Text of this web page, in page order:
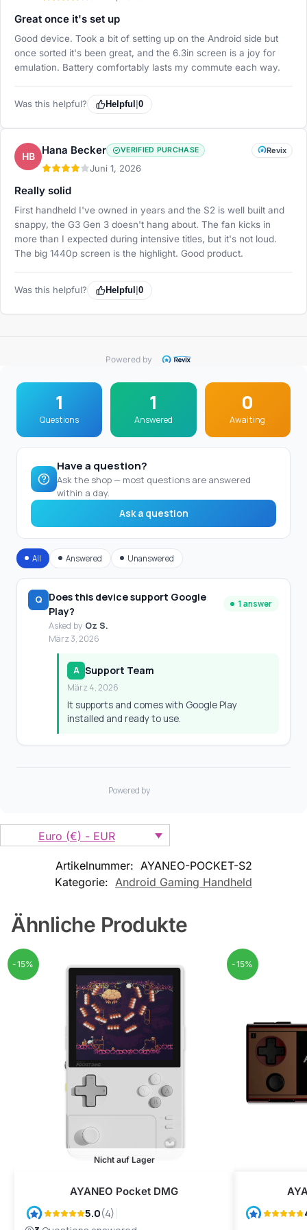
Great once it's set up
Good device. Took a bit of setting up on the Android side but
once sorted it's been great, and the 6.3in screen is a joy for
emulation. Battery comfortably lasts my commute each way.
Was this helpful? Helpful 0
HB Hana Becker VERIFIED PURCHASE
Juni 1, 2026
Revix
Really solid
First handheld I've owned in years and the S2 is well built and
snappy, the G3 Gen 3 doesn't hang about. The fan kicks in
more than I expected during intensive titles, but it's not loud.
The big 1440p screen is the highlight. Good product.
Was this helpful? Helpful 0
Powered by
Euro (€) - EUR
Artikelnummer: AYANEO-POCKET-S2
Kategorie: Android Gaming Handheld
Ähnliche Produkte
-15%
Nicht auf Lager
AYANEO Pocket DMG
-15%